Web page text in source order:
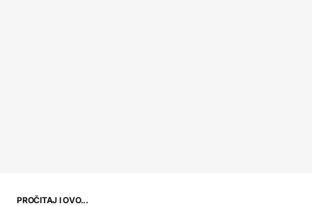
PROČITAJ I OVO...